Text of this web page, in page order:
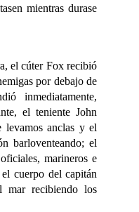
mientras durase
cúter Fox recibió
por debajo de
inmediatamente,
el teniente John
anclas y el
barloventeando; el
marineros e
cuerpo del capitán
mar recibiendo los